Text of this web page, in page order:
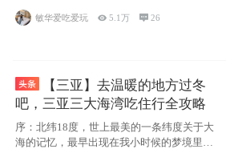
海、有蓝天
敏华爱吃爱玩 5.1万 26
【三亚】去温暖的地方过冬
吧，三亚三大海湾吃住行全攻略
序：北纬18度，世上最美的一条纬度关于大
海的记忆，最早出现在我小时候的梦境里，